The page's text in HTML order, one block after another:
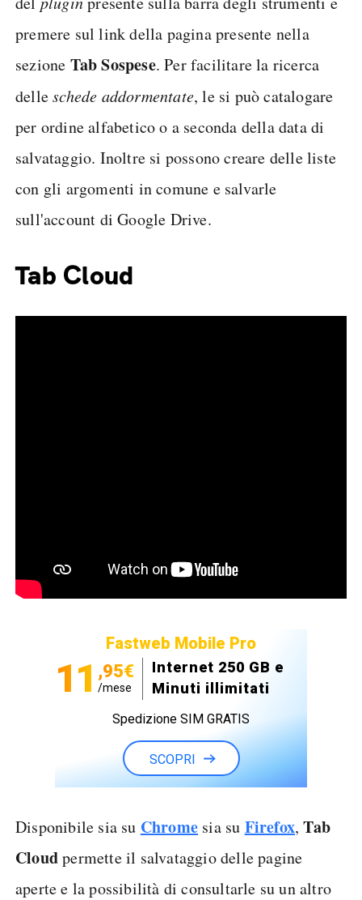
premere sul link della pagina presente nella
sezione Tab Sospese. Per facilitare la ricerca
delleschede addormentate, le si può catalogare
per ordine alfabetico o a seconda della data di
salvataggio. Inoltre si possono creare delle liste
con gli argomenti in comune e salvarle
sull'account di Google Drive.
Tab Cloud
Fastweb Mobile Pro
11 ,95€
/mese
Internet 250 GB e
Minuti illimitati
Spedizione SIM GRATIS
SCOPRI
Disponibile sia su Chrome sia su Firefox,Tab
Cloudpermette il salvataggio delle pagine
aperte e la possibilità di consultarle su un altro